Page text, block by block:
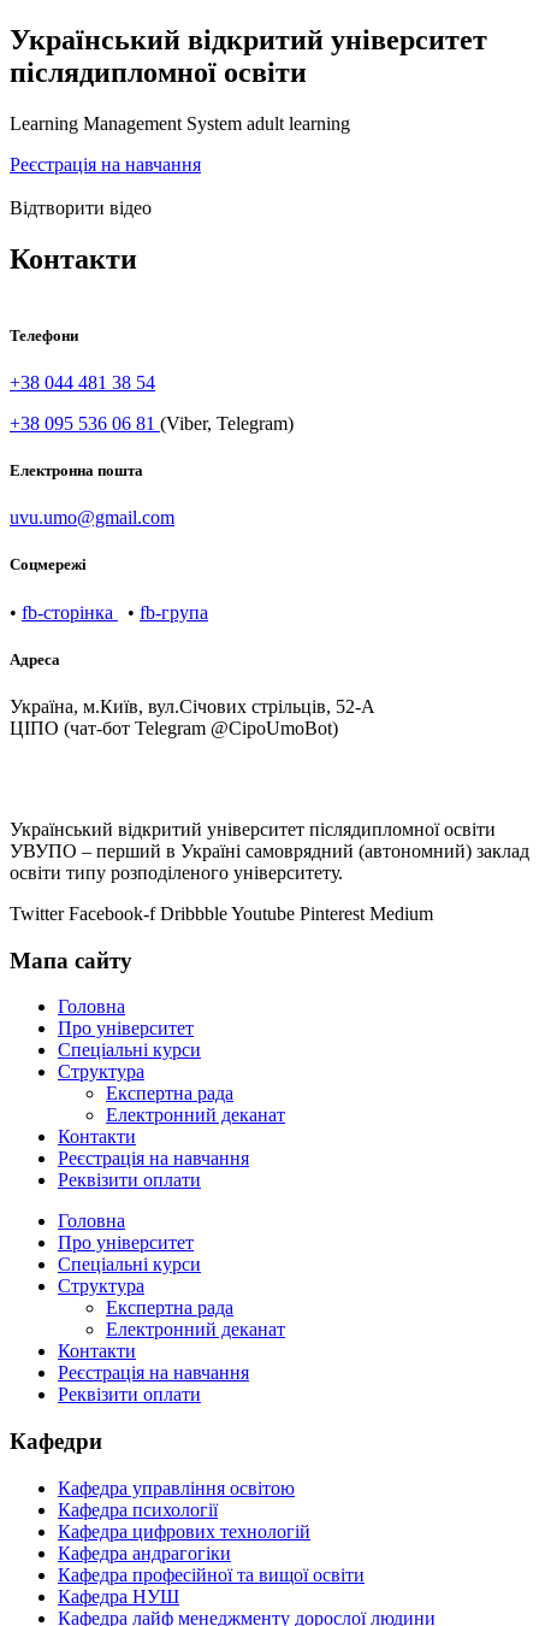
Український відкритий університет
післядипломної освіти
Learning Management System adult learning
Реєстрація на навчання
Відтворити відео
Контакти
Телефони
+38 044 481 38 54
+38 095 536 06 81 (Viber, Telegram)
Електронна пошта
uvu.umo@gmail.com
Соцмережі
• fb-сторінка • fb-група
Адреса
Україна, м.Київ, вул.Січових стрільців, 52-А
ЦІПО (чат-бот Telegram @CipoUmoBot)
Український відкритий університет післядипломної освіти
УВУПО – перший в Україні самоврядний (автономний) заклад
освіти типу розподіленого університету.
Twitter Facebook-f DribbbleYoutube Pinterest Medium
Мапа сайту
Головна
Про університет
Спеціальні курси
Структура
Експертна рада
Електронний деканат
Контакти
Реєстрація на навчання
Реквізити оплати
Головна
Про університет
Спеціальні курси
Структура
Експертна рада
Електронний деканат
Контакти
Реєстрація на навчання
Реквізити оплати
Кафедри
Кафедра управління освітою
Кафедра психології
Кафедра цифрових технологій
Кафедра андрагогіки
Кафедра професійної та вищої освіти
Кафедра НУШ
Кафедра лайф менеджменту дорослої людини